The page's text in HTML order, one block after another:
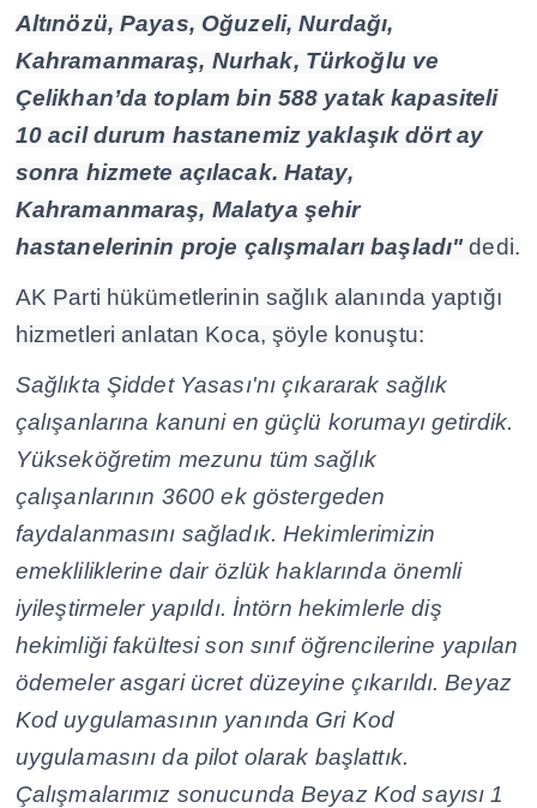
Altınözü, Payas, Oğuzeli, Nurdağı,
Kahramanmaraş, Nurhak, Türkoğlu ve
Çelikhan’da toplam bin 588 yatak kapasiteli
10 acil durum hastanemiz yaklaşık dört ay
sonra hizmete açılacak. Hatay,
Kahramanmaraş, Malatya şehir
hastanelerinin proje çalışmaları başladı" dedi.
AK Parti hükümetlerinin sağlık alanında yaptığı
hizmetleri anlatan Koca, şöyle konuştu:
Sağlıkta Şiddet Yasası'nı çıkararak sağlık
çalışanlarına kanuni en güçlü korumayı getirdik.
Yükseköğretim mezunu tüm sağlık
çalışanlarının 3600 ek göstergeden
faydalanmasını sağladık. Hekimlerimizin
emekliliklerine dair özlük haklarında önemli
iyileştirmeler yapıldı. İntörn hekimlerle diş
hekimliği fakültesi son sınıf öğrencilerine yapılan
ödemeler asgari ücret düzeyine çıkarıldı. Beyaz
Kod uygulamasının yanında Gri Kod
uygulamasını da pilot olarak başlattık.
Çalışmalarımız sonucunda Beyaz Kod sayısı 1